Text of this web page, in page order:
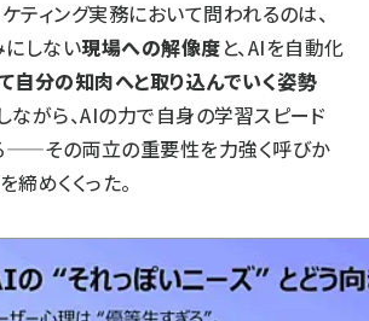
ティング実務において問われるのは、
しない現場への解像度と、AIを自動化
自分の知肉へと取り込んでいく姿勢
ながら、AIの力で自身の学習スピード
——その両立の重要性を力強く呼びか
めくくった。